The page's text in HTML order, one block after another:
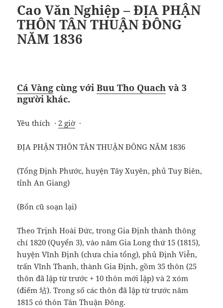
Cao Văn Nghiệp – ĐỊA PHẬN
THÔN TÂN THUẬN ĐÔNG
NĂM 1836
Cá Vàng cùng vớiBuu Tho Quach và3
người khác.
Yêu thích · 2 giờ·
ĐỊA PHẬN THÔN TÂN THUẬN ĐÔNG NĂM 1836
(Tổng Định Phước, huyện Tây Xuyên, phủ Tuy Biên,
tỉnh An Giang)
(Bổn cũ soạn lại)
Theo Trịnh Hoài Đức, trong Gia Định thành thông
chí 1820 (Quyển 3), vào năm Gia Long thứ 15 (1815),
huyện Vĩnh Định (chưa chia tổng), phủ Định Viễn,
trấn Vĩnh Thanh, thành Gia Định, gồm 35 thôn (25
thôn đã lập từ trước + 10 thôn mới lập) và 2 xóm
(điếm 坫). Trong số các thôn đã lập từ trước năm
1815 có thôn Tân Thuận Đông.